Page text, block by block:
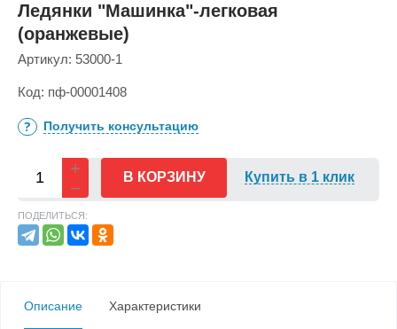
Ледянки "Машинка"-легковая
(оранжевые)
Артикул: 53000-1
Код: пф-00001408
Получить консультацию
В КОРЗИНУ Купить в 1 клик
ПОДЕЛИТЬСЯ:
Описание Характеристики